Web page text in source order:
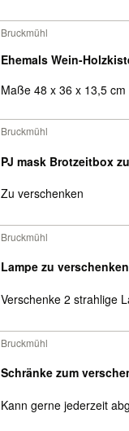
Bruckmühl
Ehemals Wein-
Maße 48 x 36 x 13,5 cm
Bruckmühl
PJ mask Brotzeitbox
Zu verschenken
Bruckmühl
Lampe zu verschenken
Verschenke 2 strahlige
Bruckmühl
Schränke zum
Kann gerne jederzeit